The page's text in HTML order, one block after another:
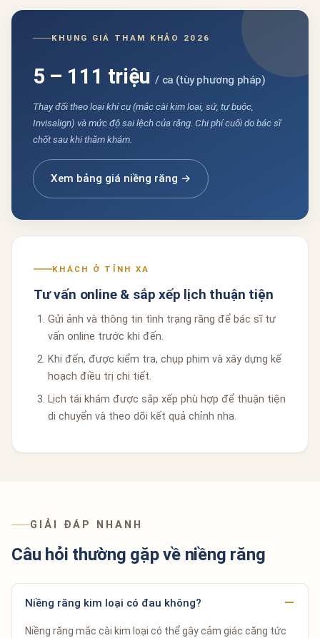
KHUNG GIÁ THAM KHẢO 2026
5 – 111 triệu/ ca (tùy phương pháp)
Thay đổi theo loại khí cụ (mắc cài kim loại, sứ, tự buộc,
Invisalign) và mức độ sai lệch của răng. Chi phí cuối do bác sĩ
chốt sau khi thăm khám.
Xem bảng giá niềng răng →
KHÁCH Ở TỈNH XA
Tư vấn online & sắp xếp lịch thuận tiện
Gửi ảnh và thông tin tình trạng răng để bác sĩ tư
vấn online trước khi đến.
Khi đến, được kiểm tra, chụp phim và xây dựng kế
hoạch điều trị chi tiết.
Lịch tái khám được sắp xếp phù hợp để thuận tiện
di chuyển và theo dõi kết quả chỉnh nha.
GIẢI ĐÁP NHANH
Câu hỏi thường gặp về niềng răng
Niềng răng kim loại có đau không?
Niềng răng mắc cài kim loại có thể gây cảm giác căng tức